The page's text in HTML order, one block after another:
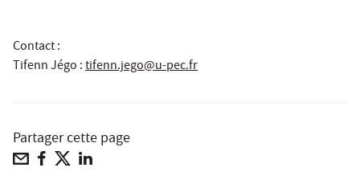
Contact :
Tifenn Jégo :tifenn.jego@u-pec.fr
Partager cette page